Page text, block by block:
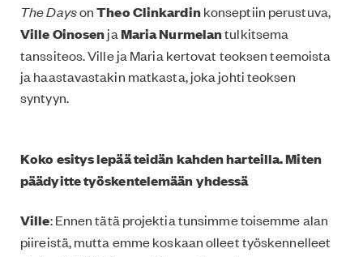
The DaysonTheo Clinkardinkonseptiin perustuva,
Ville OinosenjaMaria Nurmelantulkitsema
tanssiteos. Ville ja Maria kertovat teoksen teemoista
ja haastavastakin matkasta, joka johti teoksen
syntyyn.
Koko esitys lepää teidän kahden harteilla. Miten
päädyitte työskentelemään yhdessä
Ville: Ennen tätä projektia tunsimme toisemme alan
piireistä, mutta emme koskaan olleet työskennelleet